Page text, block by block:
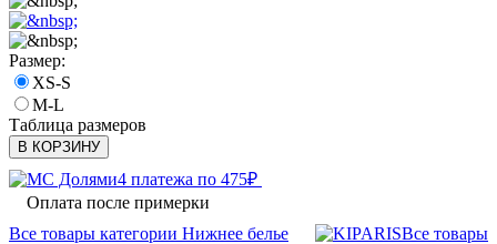
Размер:
XS-S
M-L
Таблица размеров
В КОРЗИНУ
4 платежа по 475₽
Оплата после примерки
Все товары категории Нижнее белье
Все товары